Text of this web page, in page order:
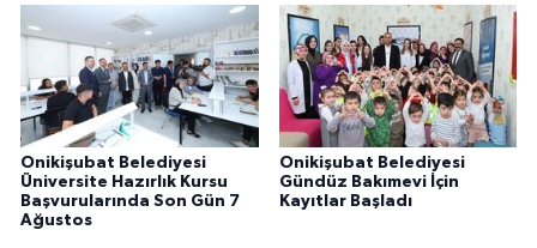
Onikişubat Belediyesi
Üniversite Hazırlık Kursu
Başvurularında Son Gün 7
Ağustos
Onikişubat Belediyesi
Gündüz Bakımevi İçin
Kayıtlar Başladı
Politika
YEREL
BÖLGEDEN
BİLİM TEKNOLOJİ